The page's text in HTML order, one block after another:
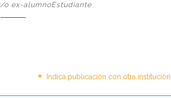
o ex-alumnoEstudiante
* Indica publicación con otra